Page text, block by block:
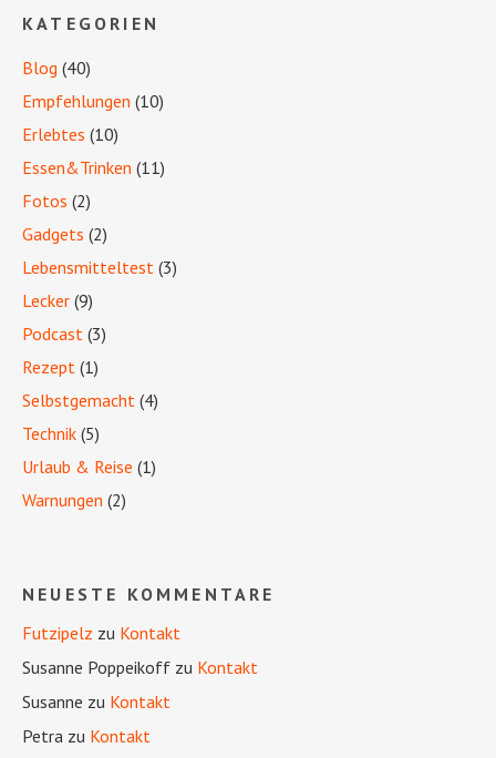
KATEGORIEN
Blog (40)
Empfehlungen (10)
Erlebtes (10)
Essen&Trinken (11)
Fotos (2)
Gadgets (2)
Lebensmitteltest (3)
Lecker (9)
Podcast (3)
Rezept (1)
Selbstgemacht (4)
Technik (5)
Urlaub & Reise (1)
Warnungen (2)
NEUESTE KOMMENTARE
Futzipelz zu Kontakt
Susanne Poppeikoff zu Kontakt
Susanne zu Kontakt
Petra zu Kontakt